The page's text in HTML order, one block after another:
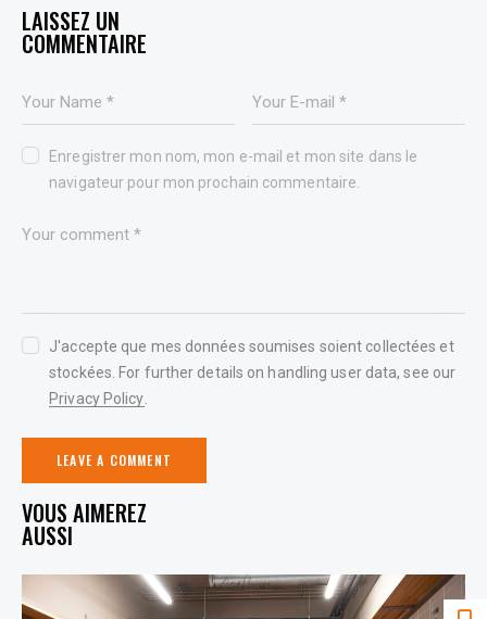
LEAVE A COMMENT
Enregistrer mon nom, mon e-mail et mon site dans le
navigateur pour mon prochain commentaire.
J'accepte que mes données soumises soient collectées et
stockées. For further details on handling user data, see our
Privacy Policy
YOU MAY ALSO LIKE